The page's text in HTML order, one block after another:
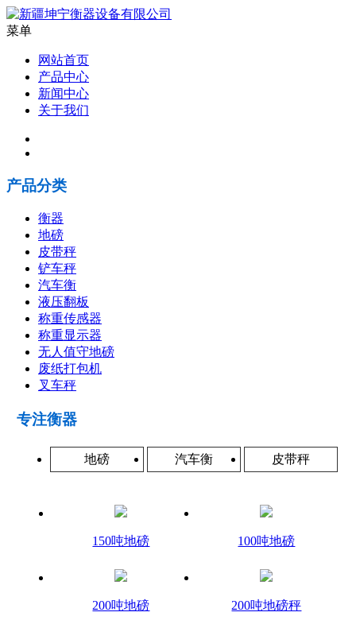
菜单
网站首页
产品中心
新闻中心
关于我们
产品分类
衡器
地磅
皮带秤
铲车秤
汽车衡
液压翻板
称重传感器
称重显示器
无人值守地磅
废纸打包机
叉车秤
专注衡器
地磅 汽车衡 皮带秤
150吨地磅 100吨地磅
200吨地磅 200吨地磅秤